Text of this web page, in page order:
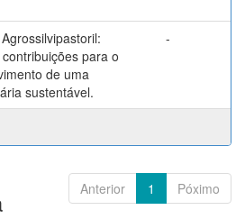
para o
de uma
sustentável.
-
Anterior 1 Póximo